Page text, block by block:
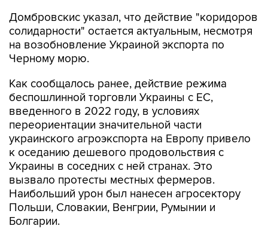
Домбровскис указал, что действие "коридоров
солидарности" остается актуальным, несмотря
на возобновление Украиной экспорта по
Черному морю.
Как сообщалось ранее, действие режима
беспошлинной торговли Украины с ЕС,
введенного в 2022 году, в условиях
переориентации значительной части
украинского агроэкспорта на Европу привело
к оседанию дешевого продовольствия с
Украины в соседних с ней странах. Это
вызвало протесты местных фермеров.
Наибольший урон был нанесен агросектору
Польши, Словакии, Венгрии, Румынии и
Болгарии.